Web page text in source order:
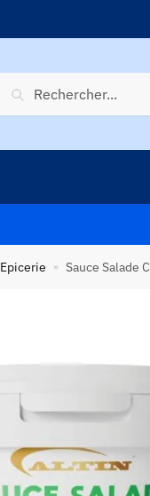
pour :
Recherche
Epicerie » Sauce Salade